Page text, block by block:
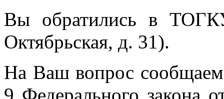
Вы обратились в
Октябрьская, д. 31).
На Ваш вопрос сообщаем,
9 Федерального закона